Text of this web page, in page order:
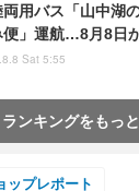
両用バス「山中湖
便」運航…8月8日
Sat 5:55
ランキングをもっ
ップレポート